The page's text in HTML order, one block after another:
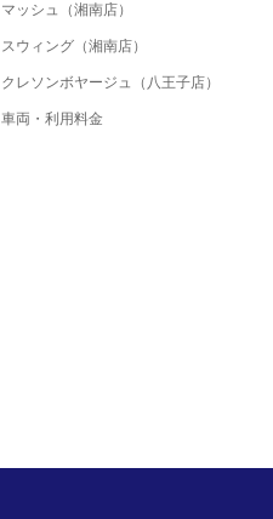
マッシュ（湘南店）
スウィング（湘南店）
クレソンボヤージュ（八王子店）
車両・利用料金